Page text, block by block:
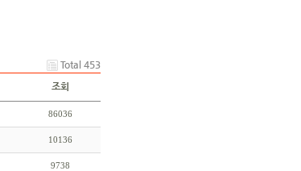
Total 453
조회
86036
10136
9738